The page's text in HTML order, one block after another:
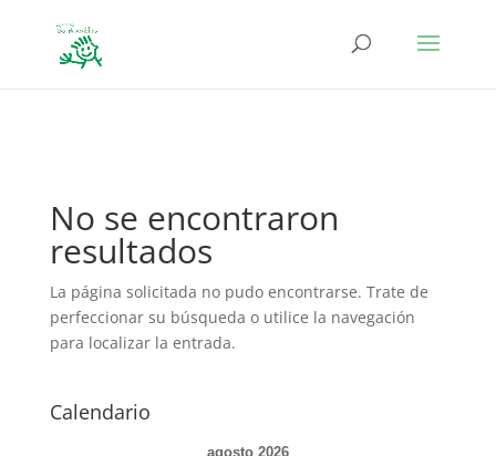
No se encontraron
resultados
La página solicitada no pudo encontrarse. Trate de
perfeccionar su búsqueda o utilice la navegación
para localizar la entrada.
Calendario
agosto 2026